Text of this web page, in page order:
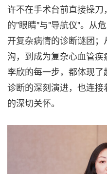
许不在手术台前直接操
的"眼睛"与"导航仪"。从
开复杂病情的诊断谜团
沟，到成为复杂心血管疾
李欣的每一步，都体现
诊断的深刻演进，也连
的深切关怀。